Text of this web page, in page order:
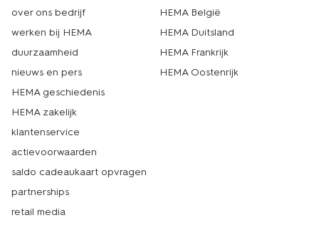
over ons bedrijf
werken bij HEMA
duurzaamheid
nieuws en pers
HEMA geschiedenis
HEMA zakelijk
klantenservice
actievoorwaarden
saldo cadeaukaart opvragen
partnerships
retail media
HEMA België
HEMA Duitsland
HEMA Frankrijk
HEMA Oostenrijk